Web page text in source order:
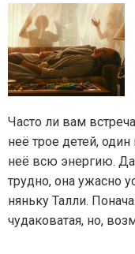
Часто ли вам
неё трое детей,
неё всю энергию. Да
трудно, она ужасно
няньку Талли.
чудаковатая, но,